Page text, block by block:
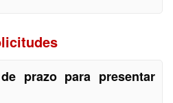
prazo para presentar